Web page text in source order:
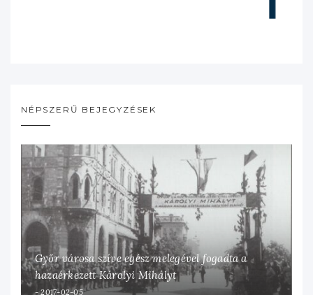
NÉPSZERŰ BEJEGYZÉSEK
Győr városa szíve egész melegével fogadta a
hazaérkezett Károlyi Mihályt
2017-02-05